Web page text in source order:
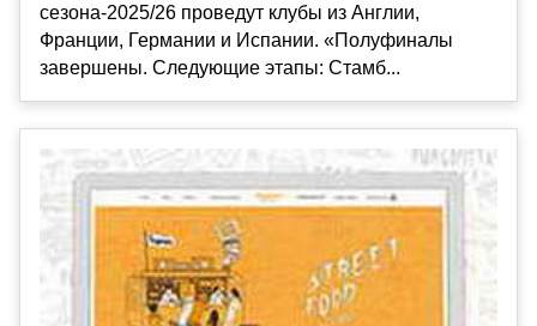
сезона-2025/26 проведут клубы из Англии,
Франции, Германии и Испании. «Полуфиналы
завершены. Следующие этапы: Стамб...